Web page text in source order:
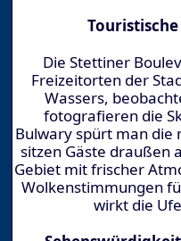
Die Stettiner
Freizeitorten der
Wassers,
fotografieren die
Bulwary spürt man die
sitzen Gäste draußen
Gebiet mit frischer
Wolkenstimmungen
wirkt die